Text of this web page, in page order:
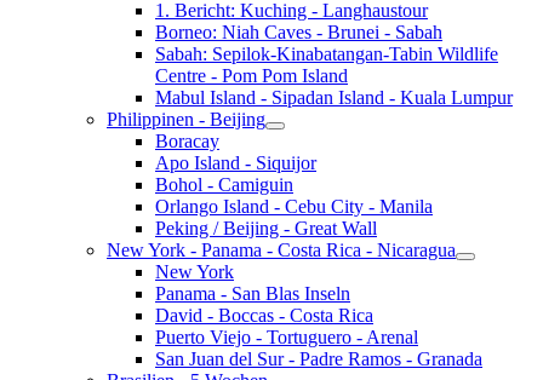
1. Bericht: Kuching - Langhaustour
Borneo: Niah Caves - Brunei - Sabah
Sabah: Sepilok-Kinabatangan-Tabin Wildlife
Centre - Pom Pom Island
Mabul Island - Sipadan Island - Kuala Lumpur
Philippinen - Beijing
Boracay
Apo Island - Siquijor
Bohol - Camiguin
Orlango Island - Cebu City - Manila
Peking / Beijing - Great Wall
New York - Panama - Costa Rica - Nicaragua
New York
Panama - San Blas Inseln
David - Boccas - Costa Rica
Puerto Viejo - Tortuguero - Arenal
San Juan del Sur - Padre Ramos - Granada